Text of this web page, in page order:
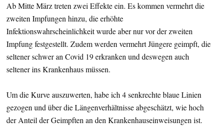
Ab Mitte März treten zwei Effekte ein. Es kommen vermehrt die
zweiten Impfungen hinzu, die erhöhte
Infektionswahrscheinlichkeit wurde aber nur vor der zweiten
Impfung festgestellt. Zudem werden vermehrt Jüngere geimpft, die
seltener schwer an Covid 19 erkranken und deswegen auch
seltener ins Krankenhaus müssen.
Um die Kurve auszuwerten, habe ich 4 senkrechte blaue Linien
gezogen und über die Längenverhältnisse abgeschätzt, wie hoch
der Anteil der Geimpften an den Krankenhauseinweisungen ist.